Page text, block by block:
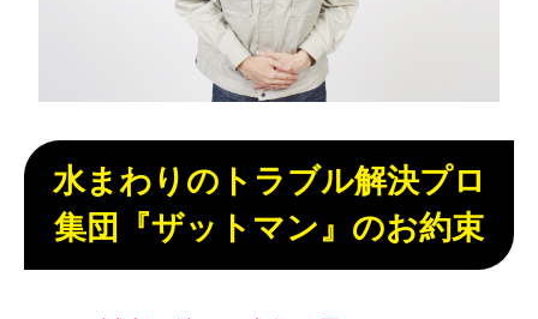
水まわりのトラブル解決プロ
集団『ザットマン』のお約束